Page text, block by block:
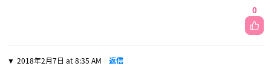
0
2018年2月7日 at 8:35 AM 返信